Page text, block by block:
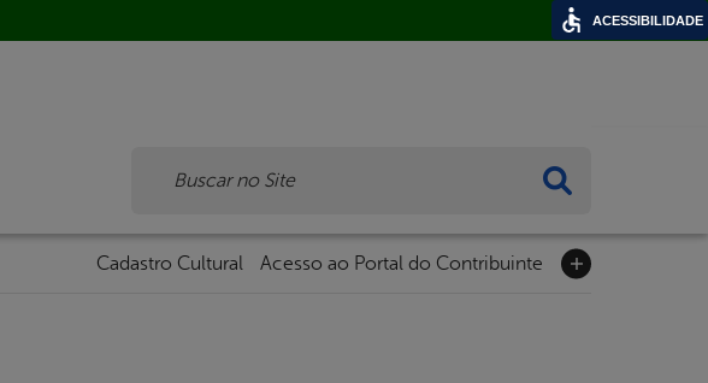
Cadastro Cultural Acesso ao Portal do Contribuinte
ACESSIBILIDADE